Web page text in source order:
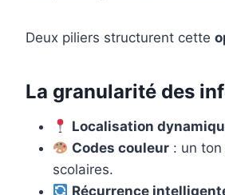
Deux piliers structurent cette
La granularité des
Localisation
Codes couleur : un
scolaires.
Récurrence